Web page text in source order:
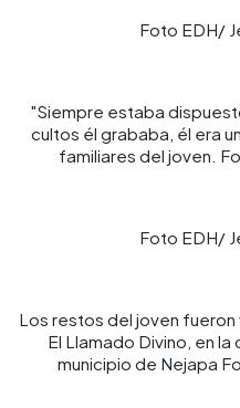
Foto EDH/
"Siempre estaba
cultos él grababa, él era
familiares del joven.
Foto EDH/
Los restos del joven
El Llamado Divino, en
municipio de Nejapa